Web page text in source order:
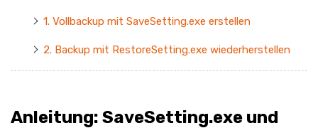
1. Vollbackup mit SaveSetting.exe erstellen
2. Backup mit RestoreSetting.exe wiederherstellen
Anleitung: SaveSetting.exe und